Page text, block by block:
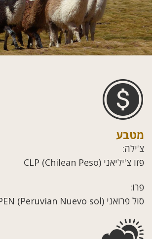
מטבע
צ'ילה:
פזו צ'יליאני (CLP (Chilean Peso
פרו:
סול פרואני (PEN (Peruvian Nuevo sol